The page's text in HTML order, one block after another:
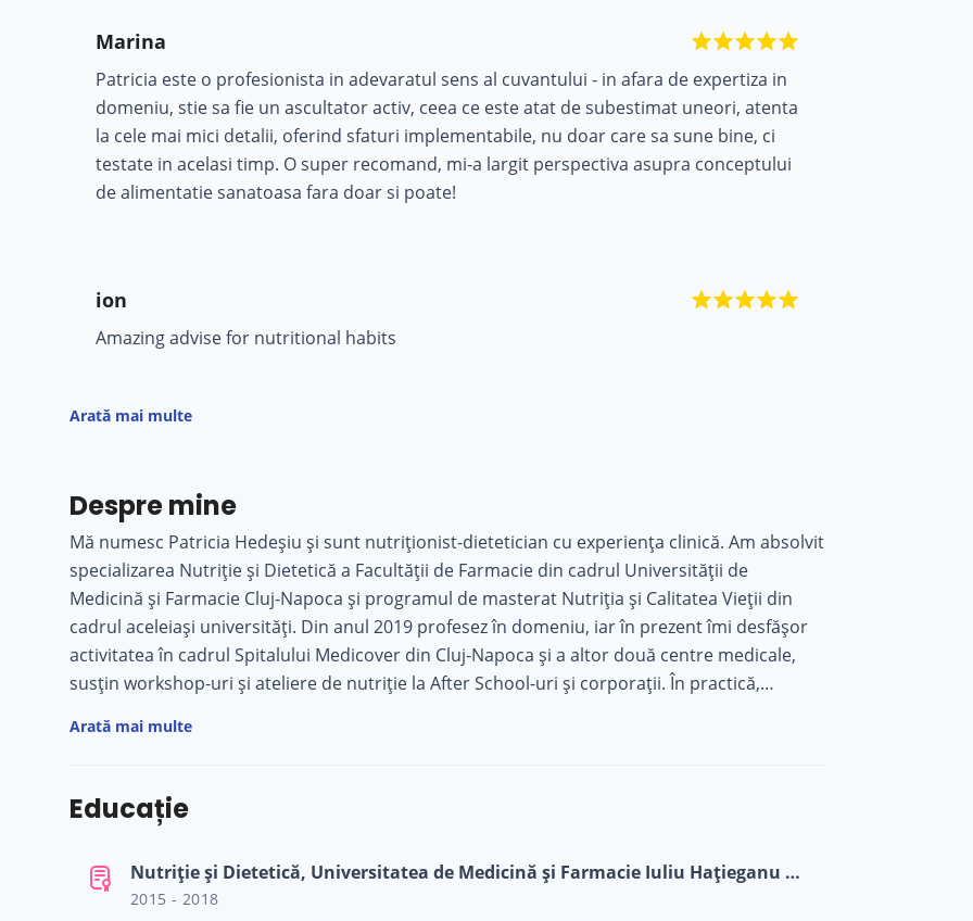
Marina
Patricia este o profesionista in adevaratul sens al cuvantului - in afara de expertiza in
domeniu, stie sa fie un ascultator activ, ceea ce este atat de subestimat uneori, atenta
la cele mai mici detalii, oferind sfaturi implementabile, nu doar care sa sune bine, ci
testate in acelasi timp. O super recomand, mi-a largit perspectiva asupra conceptului
de alimentatie sanatoasa fara doar si poate!
ion
Amazing advise for nutritional habits
Arată mai multe
Despre mine
Mă numesc Patricia Hedeșiu și sunt nutriționist-dietetician cu experiența clinică. Am absolvit
specializarea Nutriție și Dietetică a Facultății de Farmacie din cadrul Universității de
Medicină și Farmacie Cluj-Napoca și programul de masterat Nutriția și Calitatea Vieții din
cadrul aceleiași universități. Din anul 2019 profesez în domeniu, iar în prezent îmi desfășor
activitatea în cadrul Spitalului Medicover din Cluj-Napoca și a altor două centre medicale,
susțin workshop-uri și ateliere de nutriție la After School-uri și corporații. În practică,
mănânce sănătos și să se bucure de mâncarea sănătoasă.
Arată mai multe
Educație
Nutriție și Dietetică, Universitatea de Medicină și Farmacie Iuliu Hațieganu Cluj-Napoca
2015 - 2018